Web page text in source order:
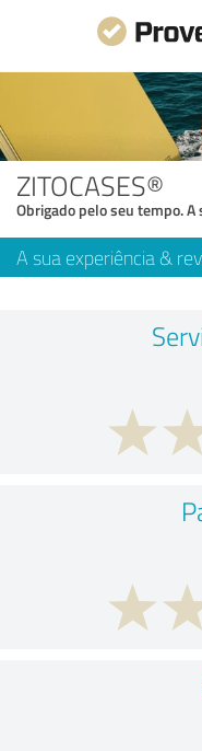
ZITOCASES®
Obrigado pelo seu tempo.
A sua experiência &